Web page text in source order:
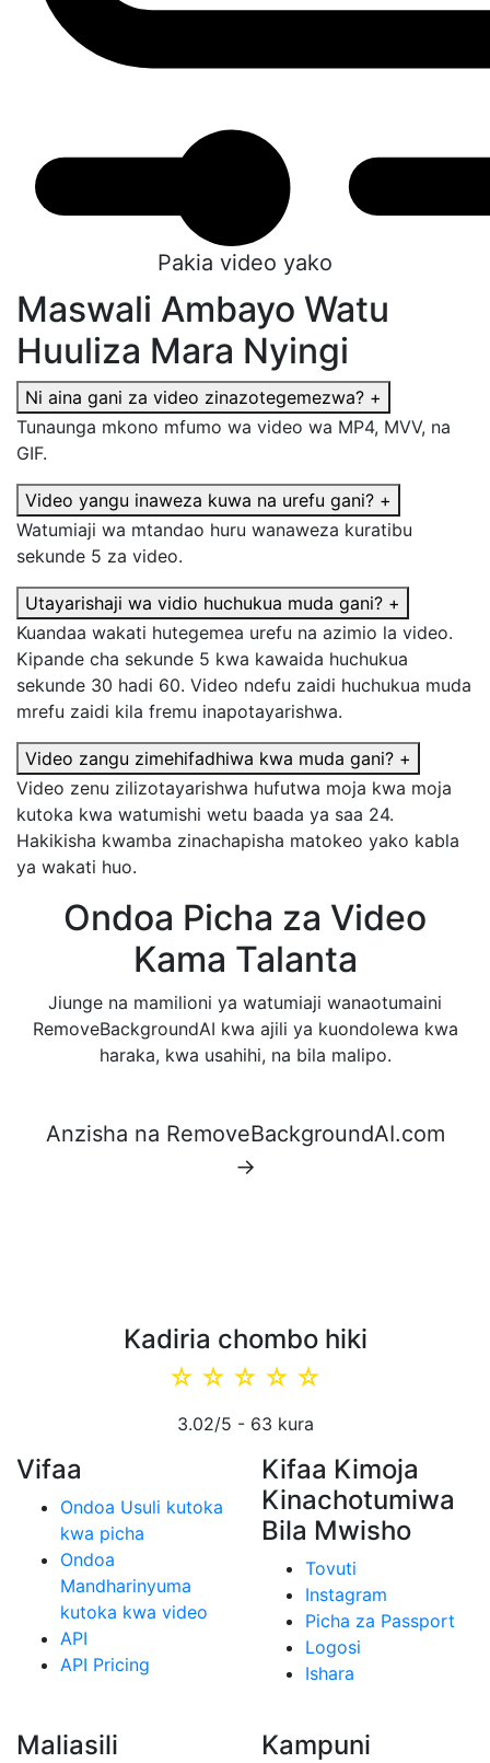
Pakia video yako
Maswali Ambayo Watu
Huuliza Mara Nyingi
Ni aina gani za video zinazotegemezwa? +
Tunaunga mkono mfumo wa video wa MP4, MVV, na
GIF.
Video yangu inaweza kuwa na urefu gani? +
Watumiaji wa mtandao huru wanaweza kuratibu
sekunde 5 za video.
Utayarishaji wa vidio huchukua muda gani? +
Kuandaa wakati hutegemea urefu na azimio la video.
Kipande cha sekunde 5 kwa kawaida huchukua
sekunde 30 hadi 60. Video ndefu zaidi huchukua muda
mrefu zaidi kila fremu inapotayarishwa.
Video zangu zimehifadhiwa kwa muda gani? +
Video zenu zilizotayarishwa hufutwa moja kwa moja
kutoka kwa watumishi wetu baada ya saa 24.
Hakikisha kwamba zinachapisha matokeo yako kabla
ya wakati huo.
Ondoa Picha za Video
Kama Talanta
Jiunge na mamilioni ya watumiaji wanaotumaini
RemoveBackgroundAI kwa ajili ya kuondolewa kwa
haraka, kwa usahihi, na bila malipo.
Anzisha na RemoveBackgroundAI.com
→
Kadiria chombo hiki
☆
☆
☆
☆
☆
3.02/5 - 63 kura
Vifaa
Ondoa Usuli kutoka
kwa picha
Ondoa
Mandharinyuma
kutoka kwa video
API
API Pricing
Kifaa Kimoja
Kinachotumiwa
Bila Mwisho
Tovuti
Instagram
Picha za Passport
Logosi
Ishara
Maliasili Kampuni